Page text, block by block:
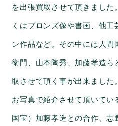
を出張買取させて頂きまし
くはブロンズ像や書画、他工
ン作品など。その中には人
衛門、山本陶秀、加藤孝造ら
取させて頂く事が出来ました。
お写真で紹介させて頂いてい
国宝）加藤孝造との合作、志